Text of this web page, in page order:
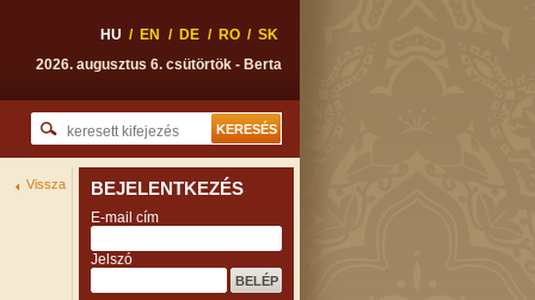
HU / EN / DE / RO / SK
2026. augusztus 6. csütörtök - Berta
Vissza BEJELENTKEZÉS
E-mail cím
Jelszó